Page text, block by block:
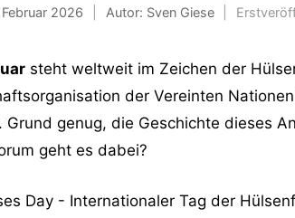
2026 Autor: Sven Giese
steht weltweit im Zeichen der
der Vereinten Nationen
Grund genug, die Geschichte dieses
geht es dabei?